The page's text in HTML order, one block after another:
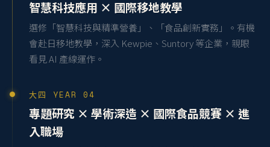
智慧科技應用 × 國際移地教學
選修「智慧科技與精準營養」、「食品創新實務」。有機
會赴日移地教學，深入 Kewpie、Suntory 等企業，親眼
看見 AI 產線運作。
大四 YEAR 04
專題研究 × 學術深造 × 國際食品競賽 × 進
入職場